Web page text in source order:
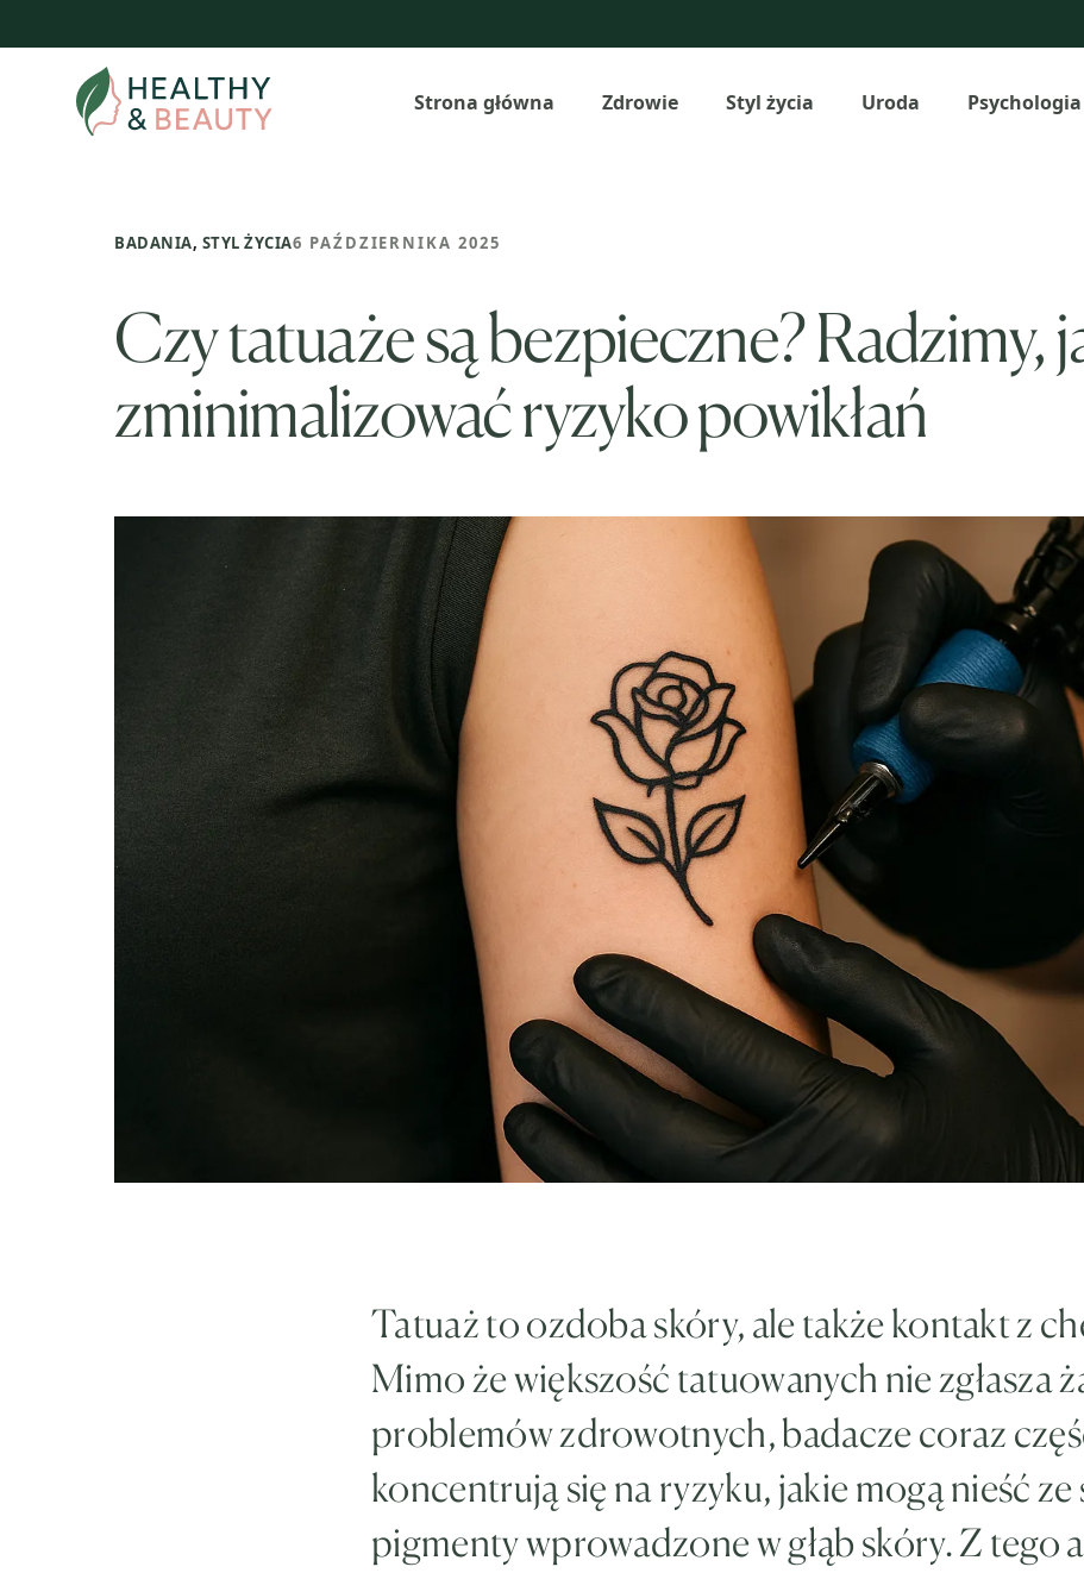
do
Strona główna Zdrowie Styl życia Uroda Psychologia
BADANIA, STYL ŻYCIA6 PAŹDZIERNIKA 2025
Czy tatuaże są bezpieczne? Radzimy,
zminimalizować ryzyko powikłań
Tatuaż to ozdoba skóry, ale także kontakt z
Mimo że większość tatuowanych nie zgłasza
problemów zdrowotnych, badacze coraz
koncentrują się na ryzyku, jakie mogą nieść ze
pigmenty wprowadzone w głąb skóry. Z tego